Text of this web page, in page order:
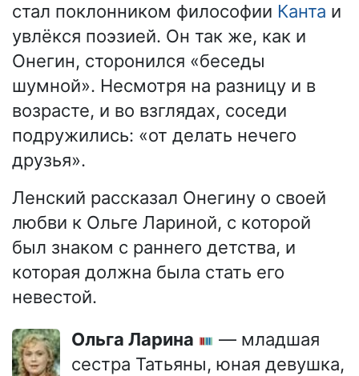
стал поклонником философии Канта и
увлёкся поэзией. Он так же, как и
Онегин, сторонился «беседы
шумной». Несмотря на разницу и в
возрасте, и во взглядах, соседи
подружились: «от делать нечего
друзья».
Ленский рассказал Онегину о своей
любви к Ольге Лариной, с которой
был знаком с раннего детства, и
которая должна была стать его
невестой.
Ольга Ларина
— младшая
сестра Татьяны, юная девушка,